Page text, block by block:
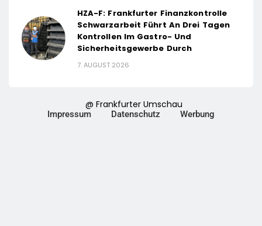
HZA-F: Frankfurter Finanzkontrolle
Schwarzarbeit Führt An Drei Tagen
Kontrollen Im Gastro- Und
Sicherheitsgewerbe Durch
7. AUGUST 2026
@ Frankfurter Umschau
Impressum Datenschutz Werbung